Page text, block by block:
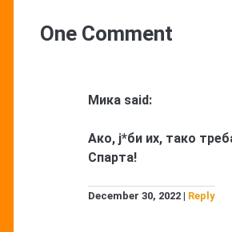
One Comment
Мика said:
Ако, ј*би их, тако
Спарта!
December 30, 2022 Reply